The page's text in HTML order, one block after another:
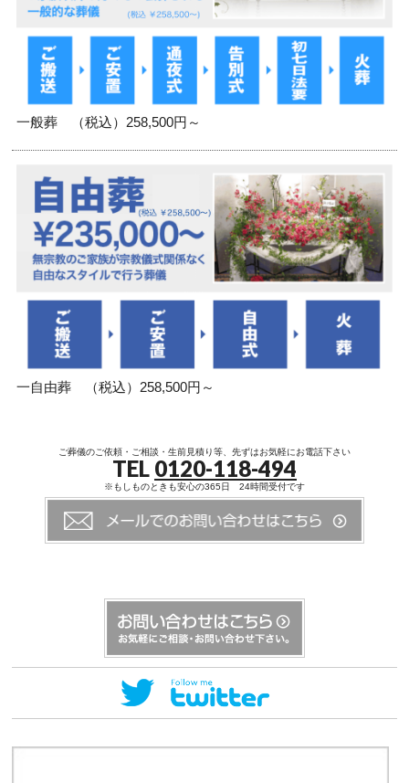
一般葬 （税込）258,500円～
一自由葬 （税込）258,500円～
ご葬儀のご依頼・ご相談・生前見積り等、先ずはお気軽にお電話下さい
TEL 0120-118-494
※もしものときも安心の365日 24時間受付です